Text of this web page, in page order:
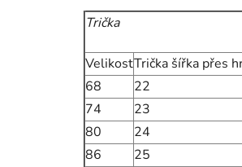
Trička
VelikostTrička šířka přes
68
22
74
23
80
24
86
25